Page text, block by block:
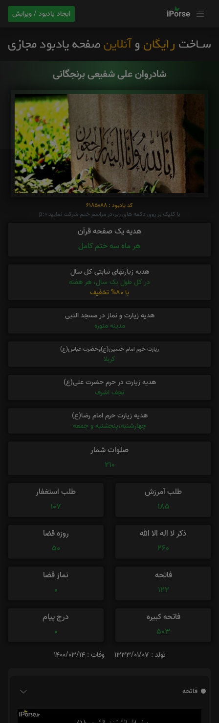
ایجاد یادبود / ویرایش
شادروان علی شفیعی برنجگانی
کد یادبود : 6185088
با کلیک بر روی دکمه های زیر،در مراسم ختم شرکت نمایید p:0
هدیه یک صفحه قرآن
هر ماه سه ختم کامل
هدیه زیارتهای نیابتی کل سال
در کل طول یک سال، هر هفته
با 80% تخفیف
هدیه زیارت و نماز در مسجد النبی
مدینه منوره
زیارت حرم امام حسین(ع)وحضرت عباس(ع)
کربلا
هدیه زیارت در حرم حضرت علی(ع)
نجف اشرف
هدیه زیارت حرم امام رضا(ع)
چهارشنبه،پنجشنبه و جمعه
صلوات شمار
210
طلب آمرزش
185
طلب استغفار
107
ذکر لا اله الا الله
260
روزه قضا
50
فاتحه
122
نماز قضا
0
فاتحه کبیره
503
درج پیام
0
تولد : 1333/01/07 وفات : 1400/03/14
فاتحه